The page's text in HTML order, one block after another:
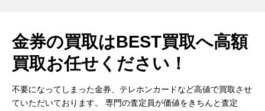
金券の買取はBEST買取へ高額
買取お任せください！
不要になってしまった金券、テレホンカードなど高値で買取させ
ていただいております。
専門の査定員が価値をきちんと査定